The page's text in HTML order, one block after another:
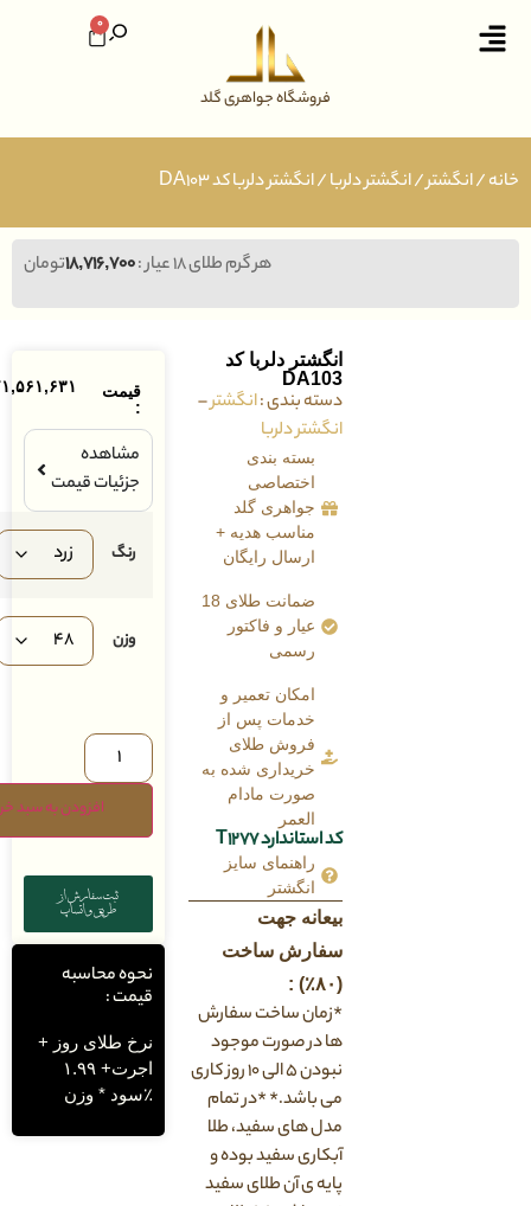
فروشگاه جواهری گلد
/انگشتر دلربا/ انگشتر دلربا کد DA103
تومان۱۸,۷۱۶,۷۰۰ هر گرم طلای ۱۸ عیار :
۷۱,۵۶۱,۶۳۱ تومان
:
جزئیات قیمت
افزودن به سبد خرید
نحوه محاسبه
قیمت :
نرخ طلای روز +
اجرت+ ۱.۹۹
٪سود * وزن
انگشتر دلربا کد
دسته بندی :انگشتر–
انگشتر دلربا
بسته بندی
اختصاصی
جواهری گلد
مناسب هدیه +
ارسال رایگان
ضمانت طلای 18
عیار و فاکتور
امکان تعمیر و
خدمات پس از
فروش طلای
خریداری شده به
صورت مادام
کد استاندارد T1277
راهنمای سایز
انگشتر
بیعانه جهت
سفارش ساخت
*زمان ساخت سفارش
ها در صورت موجود
نبودن ۵ الی ۱۰ روز کاری
می باشد.* *در تمام
مدل های سفید، طلا
آبکاری سفید بوده و
پایه ی آن طلای سفید